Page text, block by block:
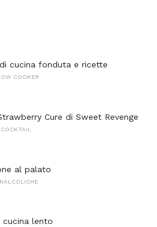
cucina fonduta e ricette
COOKER
Cure di Sweet Revenge
al palato
cucina lento